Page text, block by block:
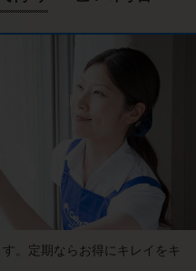
。定期ならお得にキレイをキ